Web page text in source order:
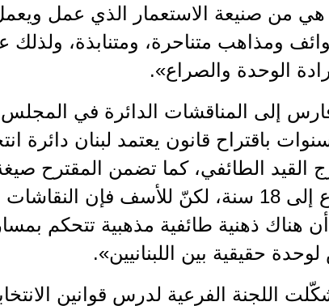
هي من صنيعة الاستعمار الذي عمل
ومذاهب متناحرة، ومتنابذة، ولذلك
الوحدة والصراع».
إلى المناقشات الدائرة في المجلس
باقتراح قانون يعتمد لبنان دائرة
القيد الطائفي، كما تضمن المقترح
خفض سنّ الاقتراع إلى 18 سنة، لكنّ للأسف
هناك ذهنية طائفية مذهبية تتحكم
حقيقية بين اللبنانيين».
اللجنة الفرعية لدرس قوانين